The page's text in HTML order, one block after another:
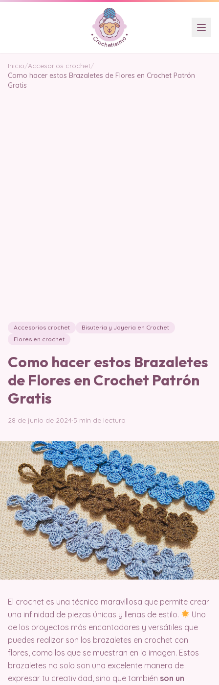
Inicio/Accesorios crochet/
Como hacer estos Brazaletes de Flores en Crochet Patrón
Gratis
Accesorios crochet
Bisuteria y Joyeria en Crochet
Flores en crochet
Como hacer estos Brazaletes
de Flores en Crochet Patrón
Gratis
28 de junio de 2024·5 min de lectura
El crochet es una técnica maravillosa que permite crear
una infinidad de piezas únicas y llenas de estilo.
Uno
de los proyectos más encantadores y versátiles que
puedes realizar son los brazaletes en crochet con
flores, como los que se muestran en la imagen. Estos
brazaletes no solo son una excelente manera de
expresar tu creatividad, sino que también son un